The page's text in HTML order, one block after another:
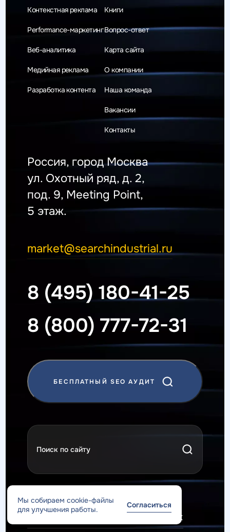
Контекстная реклама
Performance-маркетинг
Веб-аналитика
Медийная реклама
Разработка контента
Книги
Вопрос-ответ
Карта сайта
О компании
Наша команда
Вакансии
Контакты
Россия, город Москва
ул. Охотный ряд, д. 2,
под. 9, Meeting Point,
5 этаж.
market@searchindustrial.ru
8 (495) 180-41-25
8 (800) 777-72-31
БЕСПЛАТНЫЙ SEO АУДИТ
ПОЛИТИКА КОНФИДЕНЦИАЛЬНОСТИ
ОБРАБОТКА ПЕРСОНАЛЬНЫХ ДАННЫХ
Мы собираем cookie-файлы
для улучшения работы.
Согласиться